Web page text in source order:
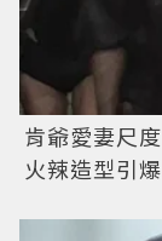
肯爺愛妻尺
火辣造型引